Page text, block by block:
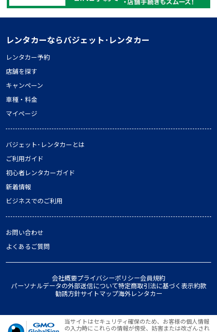
レンタカーならバジェット･レンタカー
レンタカー予約
店舗を探す
キャンペーン
車種・料金
マイページ
バジェット･レンタカーとは
ご利用ガイド
初心者レンタカーガイド
新着情報
ビジネスでのご利用
お問い合わせ
よくあるご質問
会社概要プライバシーポリシー会員規約
パーソナルデータの外部送信について特定商取引法に基づく表示約款
勧誘方針サイトマップ海外レンタカー
当サイトはセキュリティ確保のため、お客様の個人情報
の入力時にこれらの情報が傍受、妨害または改ざんされ